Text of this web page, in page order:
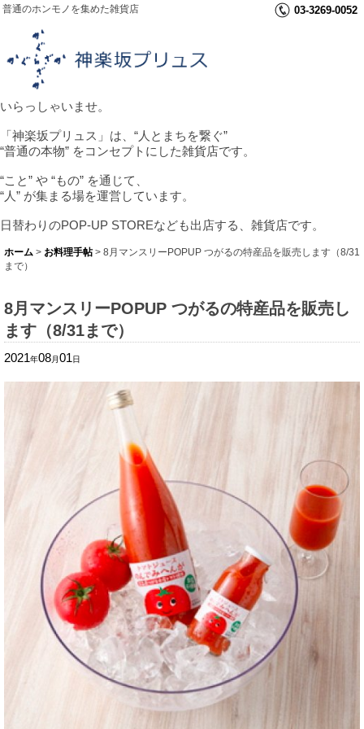
普通のホンモノを集めた雑貨店 03-3269-0052
いらっしゃいませ。
「神楽坂プリュス」は、“人とまちを繋ぐ”
“普通の本物” をコンセプトにした雑貨店です。
“こと” や “もの” を通じて、
“人” が集まる場を運営しています。
日替わりのPOP-UP STOREなども出店する、雑貨店です。
ホーム > お料理手帖 > 8月マンスリーPOPUP つがるの特産品を販売します（8/31
まで）
8月マンスリーPOPUP つがるの特産品を販売し
ます（8/31まで）
2021年08月01日